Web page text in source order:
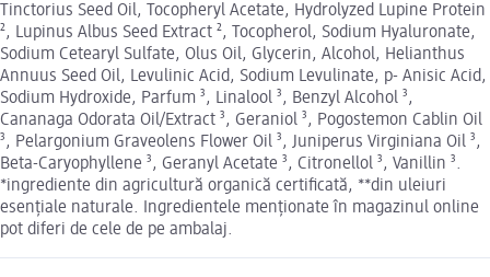
Tinctorius Seed Oil, Tocopheryl Acetate, Hydrolyzed Lupine Protein
², Lupinus Albus Seed Extract ², Tocopherol, Sodium Hyaluronate,
Sodium Cetearyl Sulfate, Olus Oil, Glycerin, Alcohol, Helianthus
Annuus Seed Oil, Levulinic Acid, Sodium Levulinate, p- Anisic Acid,
Sodium Hydroxide, Parfum ³, Linalool ³, Benzyl Alcohol ³,
Cananaga Odorata Oil/Extract ³, Geraniol ³, Pogostemon Cablin Oil
³, Pelargonium Graveolens Flower Oil ³, Juniperus Virginiana Oil ³,
Beta-Caryophyllene ³, Geranyl Acetate ³, Citronellol ³, Vanillin ³.
*ingrediente din agricultură organică certificată, **din uleiuri
esențiale naturale. Ingredientele menționate în magazinul online
pot diferi de cele de pe ambalaj.